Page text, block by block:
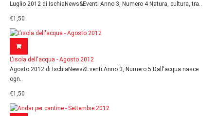
Luglio 2012 di IschiaNews&Eventi Anno 3, Numero 4 Natura, cultura, tra..
€1,50
L'isola dell'acqua - Agosto 2012
Agosto 2012 di IschiaNews&Eventi Anno 3, Numero 5 Dall'acqua nasce
ogn..
€1,50